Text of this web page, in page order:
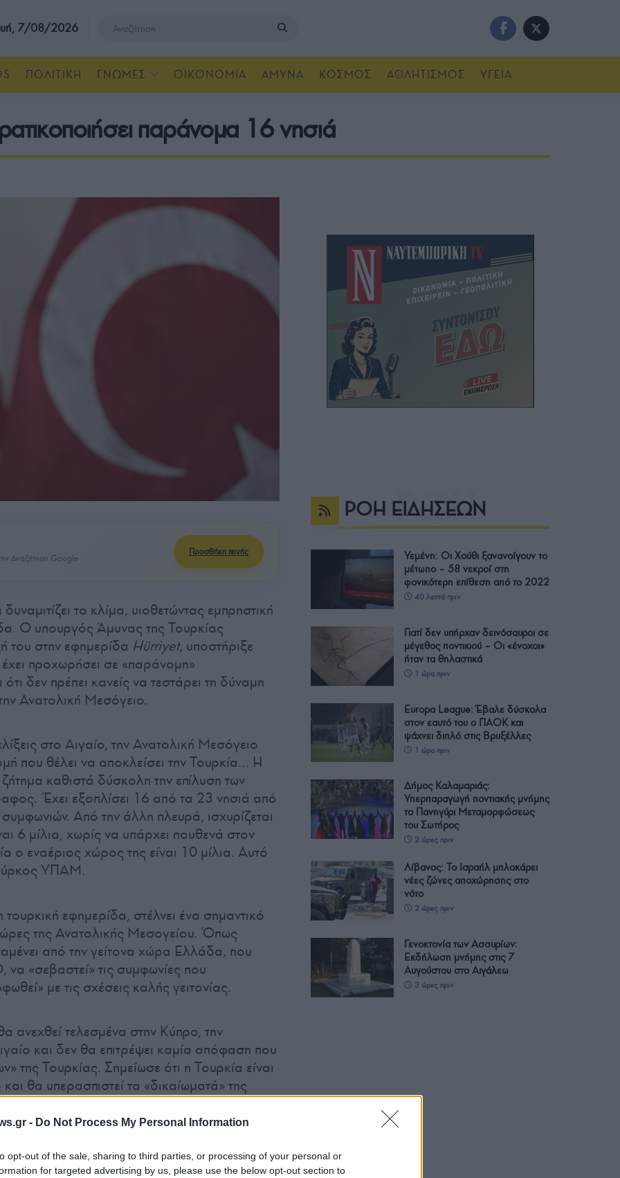
- Do Not Process My Personal Information
opt-out of the sale, sharing to third parties, or processing of your personal or
for targeted advertising by us, please use the below opt-out section to
7/08/2026
ΠΟΛΙΤΙΚΗ ΓΝΩΜΕΣ ΟΙΚΟΝΟΜΙΑ ΑΜΥΝΑ ΚΟΣΜΟΣ ΑΘΛΗΤΙΣΜΟΣ ΥΓΕΙΑ
παράνομα 16 νησιά
Αναζήτηση Google
Προσθήκη πηγής
το κλίμα, υιοθετώντας εμπρηστική
Ο υπουργός Άμυνας της Τουρκίας
του στην εφημερίδα Hürriyet, υποστήριξε
προχωρήσει σε «παράνομη»
δεν πρέπει κανείς να τεστάρει τη δύναμη
Ανατολική Μεσόγειο.
στο Αιγαίο, την Ανατολική Μεσόγειο
που θέλει να αποκλείσει την Τουρκία… Η
καθιστά δύσκολη την επίλυση των
Έχει εξοπλίσει 16 από τα 23 νησιά από
Από την άλλη πλευρά, ισχυρίζεται
6 μίλια, χωρίς να υπάρχει πουθενά στον
ο εναέριος χώρος της είναι 10 μίλια. Αυτό
ΥΠΑΜ.
εφημερίδα, στέλνει ένα σημαντικό
της Ανατολικής Μεσογείου. Όπως
από την γείτονα χώρα Ελλάδα, που
«σεβαστεί» τις συμφωνίες που
με τις σχέσεις καλής γειτονίας.
ανεχθεί τελεσμένα στην Κύπρο, την
και δεν θα επιτρέψει καμία απόφαση που
της Τουρκίας. Σημείωσε ότι η Τουρκία είναι
θα υπερασπιστεί τα «δικαίωματά» της
«αδελφών». «Είμαστε
κανείς δεν πρέπει να δοκιμάσει τη
ανέφερε χαρακτηριστικά.
ΡΟΗ ΕΙΔΗΣΕΩΝ
Υεμένη: Οι Χούθι ξανανοίγουν το
μέτωπο – 58 νεκροί στη
φονικότερη επίθεση από το 2022
40 λεπτά πριν
Γιατί δεν υπήρχαν δεινόσαυροι σε
μέγεθος ποντικιού – Οι «ένοχοι»
ήταν τα θηλαστικά
1 ώρα πριν
Europa League: Έβαλε δύσκολα
στον εαυτό του ο ΠΑΟΚ και
ψάχνει διπλό στις Βρυξέλλες
1 ώρα πριν
Δήμος Καλαμαριάς:
Υπερπαραγωγή ποντιακής μνήμης
το Πανηγύρι Μεταμορφώσεως
του Σωτήρος
2 ώρες πριν
Λίβανος: Το Ισραήλ μπλοκάρει
νέες ζώνες αποχώρησης στο
νότο
2 ώρες πριν
Γενοκτονία των Ασσυρίων:
Εκδήλωση μνήμης στις 7
Αυγούστου στο Αιγάλεω
3 ώρες πριν